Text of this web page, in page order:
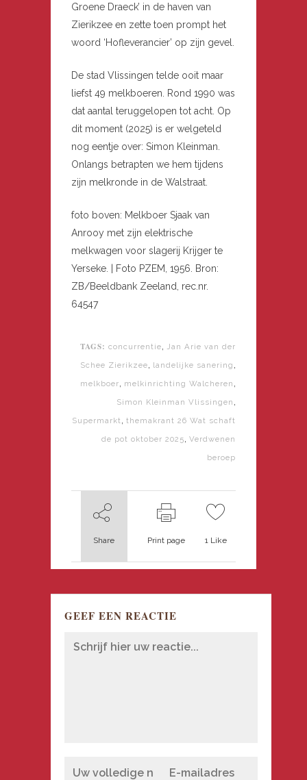
Groene Draeck’ in de haven van
Zierikzee en zette toen prompt het
woord ‘Hofleverancier’ op zijn gevel.
De stad Vlissingen telde ooit maar
liefst 49 melkboeren. Rond 1990 was
dat aantal teruggelopen tot acht. Op
dit moment (2025) is er welgeteld
nog eentje over: Simon Kleinman.
Onlangs betrapten we hem tijdens
zijn melkronde in de Walstraat.
foto boven: Melkboer Sjaak van
Anrooy met zijn elektrische
melkwagen voor slagerij Krijger te
Yerseke. | Foto PZEM, 1956. Bron:
ZB/Beeldbank Zeeland, rec.nr.
64547
TAGS: concurrentie
Jan Arie van der
Schee Zierikzee
landelijke sanering
melkboer melkinrichting Walcheren
Simon Kleinman Vlissingen
Supermarkt themakrant 26 Wat schaft
de pot oktober 2025 Verdwenen
beroep
Share Print page 1Like
GEEF EEN REACTIE